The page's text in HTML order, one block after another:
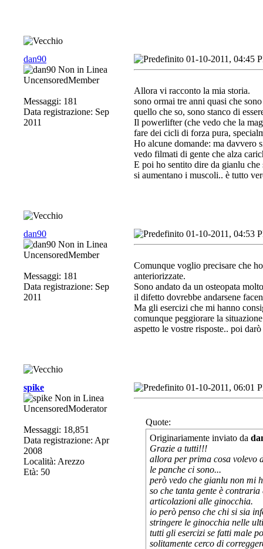
dan90
UncensoredMember
Messaggi: 181
Data registrazione: Sep
2011
01-10-2011, 04:45
Allora vi racconto la mia storia.
sono ormai tre anni quasi che
quello che so, sono stanco di
Il powerlifter (che vedo che la
fare dei cicli di forza pura,
Ho alcune domande: ma davvero
vedo filmati di gente che alza
E poi ho sentito dire da gianlu
si aumentano i muscoli.. è tutto
dan90
UncensoredMember
Messaggi: 181
Data registrazione: Sep
2011
01-10-2011, 04:53
Comunque voglio precisare che
anteriorizzate.
Sono andato da un osteopata
il difetto dovrebbe andarsene
Ma gli esercizi che mi hanno
comunque peggiorare la situazione
aspetto le vostre risposte.. poi
spike
UncensoredModerator
Messaggi: 18,851
Data registrazione: Apr
2008
Località: Arezzo
Età: 50
01-10-2011, 06:01
Quote:
Originariamente inviato da
Grazie a tutti!!!
allora per prima cosa volevo
le panche ci sono...
però vedo che gianlu non mi
so che tanta gente è
articolazioni alle ginocchia.
io però penso che chi si sia
stringere le ginocchia nelle
tutti gli esercizi se fatti male
solitamente cerco di